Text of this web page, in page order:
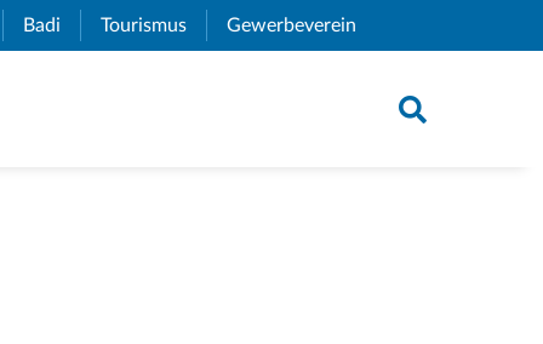
Link)
Badi (External Link)
Tourismus (External Link)
Gewerbeverein